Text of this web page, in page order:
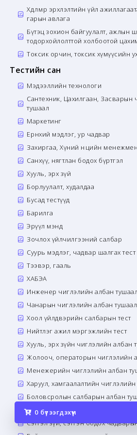
Хөдөлмөр эрхлэлтийн үйл
гарын авлага
Бүтэц зохион байгуулалт, ажлын
тодорхойлолттой холбоотой
Токсик орчин, токсик хүмүүсийн
Тестийн сан
Мэдээллийн технологи
Сантехник, Цахилгаан, Засварын
тушаал
Маркетинг
Ерөнхий мэдлэг, ур чадвар
Захиргаа, Хүний нөөцийн
Санхүү, нягтлан бодох бүртгэл
Хууль, эрх зүй
Борлуулалт, худалдаа
Бусад тестүүд
Барилга
Эрүүл мэнд
Зочлох үйлчилгээний салбар
Суурь мэдлэг, чадвар шалгах тест
Тээвэр, гааль
ХАБЭА
Инженер чиглэлийн албан тушаал
Чанарын чиглэлийн албан тушаал
Хоол үйлдвэрийн салбарын тест
Нийтлэг ажил мэргэжлийн тест
Хууль, эрх зүйн чиглэлийн албан
Жолооч, операторын чиглэлийн
Менежерийн чиглэлийн албан
Харуул, хамгаалалтийн
Боловсролын салбарын албан
Банк санхүүгийн салбарын албан
Сэтгэл зүй, сэтгэн бодох
0 бүтээгдэхүүн